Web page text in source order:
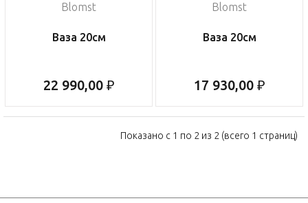
Blomst
Ваза 20см
22 990,00 ₽
Blomst
Ваза 20см
17 930,00 ₽
Показано с 1 по 2 из 2 (всего 1 страниц)